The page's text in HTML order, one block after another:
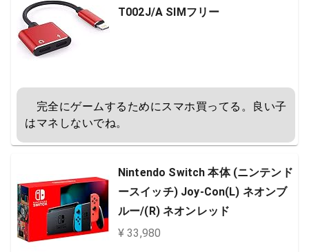
T002J/A SIMフリー
完全にゲームするためにスマホ買ってる。良い子
はマネしないでね。
Nintendo Switch 本体 (ニンテンド
ースイッチ) Joy-Con(L) ネオンブ
ルー/(R) ネオンレッド
¥ 33,980